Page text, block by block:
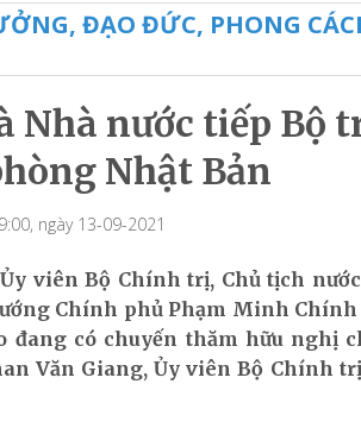
ĐẠO ĐỨC, PHONG
Nhà nước tiếp Bộ
Nhật Bản
ngày 13-09-2021
Ủy viên Bộ Chính trị, Chủ tịch
Chính phủ Phạm Minh
đang có chuyến thăm hữu nghị
Văn Giang, Ủy viên Bộ Chính